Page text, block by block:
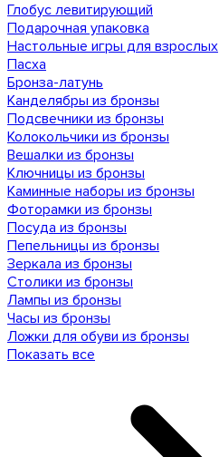
Глобус левитирующий
Подарочная упаковка
Настольные игры для взрослых
Пасха
Бронза-латунь
Канделябры из бронзы
Подсвечники из бронзы
Колокольчики из бронзы
Вешалки из бронзы
Ключницы из бронзы
Каминные наборы из бронзы
Фоторамки из бронзы
Посуда из бронзы
Пепельницы из бронзы
Зеркала из бронзы
Столики из бронзы
Лампы из бронзы
Часы из бронзы
Ложки для обуви из бронзы
Показать все